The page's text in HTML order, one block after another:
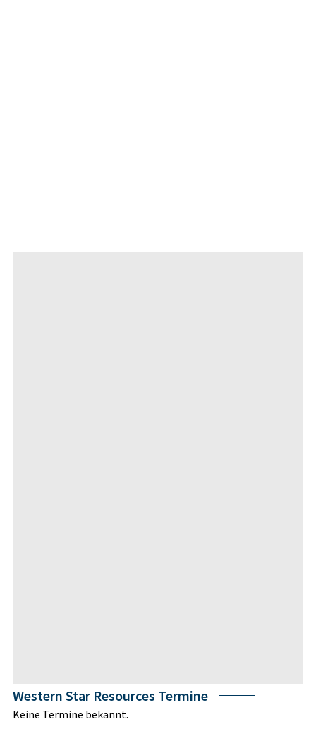
Western Star Resources Termine
Keine Termine bekannt.